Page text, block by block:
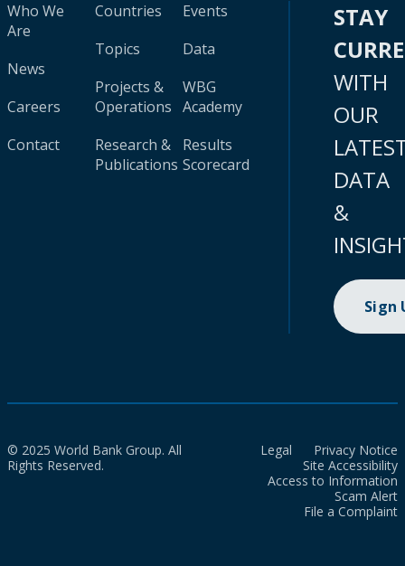
Who We
Are
News
Careers
Contact
Countries
Topics
Projects &
Operations
Research &
Publications
Events
Data
WBG
Academy
Results
Scorecard
STAY
WITH
OUR
DATA
&
Sign
© 2025 World Bank Group. All
Rights Reserved.
Legal
Privacy Notice
Site Accessibility
Access to Information
Scam Alert
File a Complaint